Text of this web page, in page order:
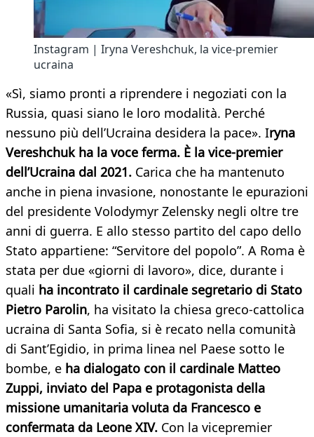
Instagram | Iryna Vereshchuk, la vice-premier
ucraina
«Sì, siamo pronti a riprendere i negoziati con la
Russia, quasi siano le loro modalità. Perché
nessuno più dell’Ucraina desidera la pace». Iryna
Vereshchuk ha la voce ferma. È la vice-premier
dell’Ucraina dal 2021. Carica che ha mantenuto
anche in piena invasione, nonostante le epurazioni
del presidente Volodymyr Zelensky negli oltre tre
anni di guerra. E allo stesso partito del capo dello
Stato appartiene: “Servitore del popolo”. A Roma è
stata per due «giorni di lavoro», dice, durante i
quali ha incontrato il cardinale segretario di Stato
Pietro Parolin, ha visitato la chiesa greco-cattolica
ucraina di Santa Sofia, si è recato nella comunità
di Sant’Egidio, in prima linea nel Paese sotto le
bombe, e ha dialogato con il cardinale Matteo
Zuppi, inviato del Papa e protagonista della
missione umanitaria voluta da Francesco e
confermata da Leone XIV. Con la vicepremier